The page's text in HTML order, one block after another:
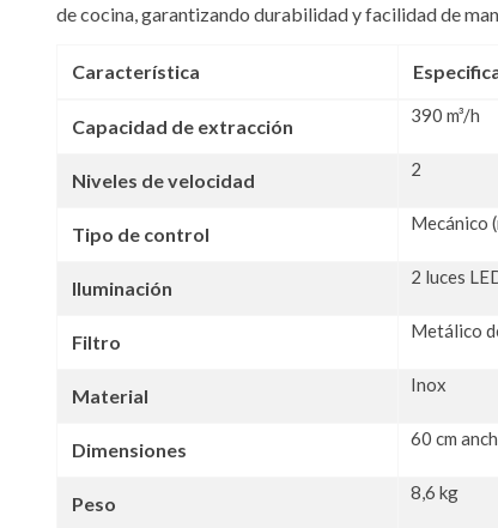
de cocina, garantizando durabilidad y facilidad de
Característica
Capacidad de extracción 390 m³/h
Niveles de velocidad 2
Tipo de control Mecánico
Iluminación 2 luces
Filtro Metálico
Material Inox
Dimensiones 60 cm
Peso 8,6 kg